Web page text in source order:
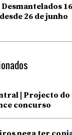
26 de junho
| Projecto do
concurso